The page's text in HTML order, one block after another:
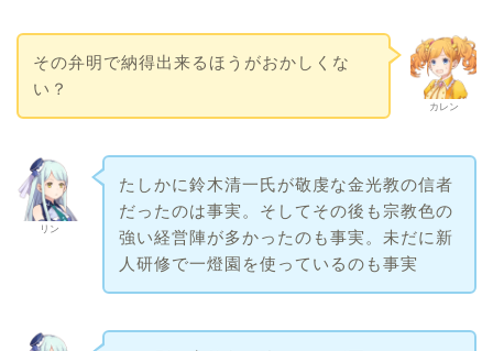
カレン
その弁明で納得出来るほうがおかしくな
い？
リン
たしかに鈴木清一氏が敬虔な金光教の信者
だったのは事実。そしてその後も宗教色の
強い経営陣が多かったのも事実。未だに新
人研修で一燈園を使っているのも事実